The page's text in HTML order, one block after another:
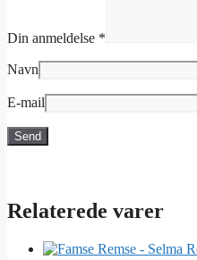
Din anmeldelse *
Navn
E-mail
Relaterede varer